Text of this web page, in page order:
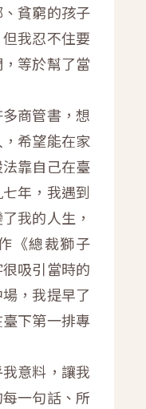
貧窮的孩子
我忍不住要
等於幫了當
商管書，想
希望能在家
靠自己在臺
年，我遇到
我的人生，
《總裁獅子
吸引當時的
，我提早了
下第一排專
意料，讓我
一句話、所